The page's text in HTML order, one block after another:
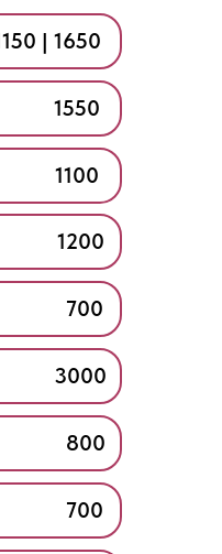
| 1650
1550
1100
1200
700
3000
700
800